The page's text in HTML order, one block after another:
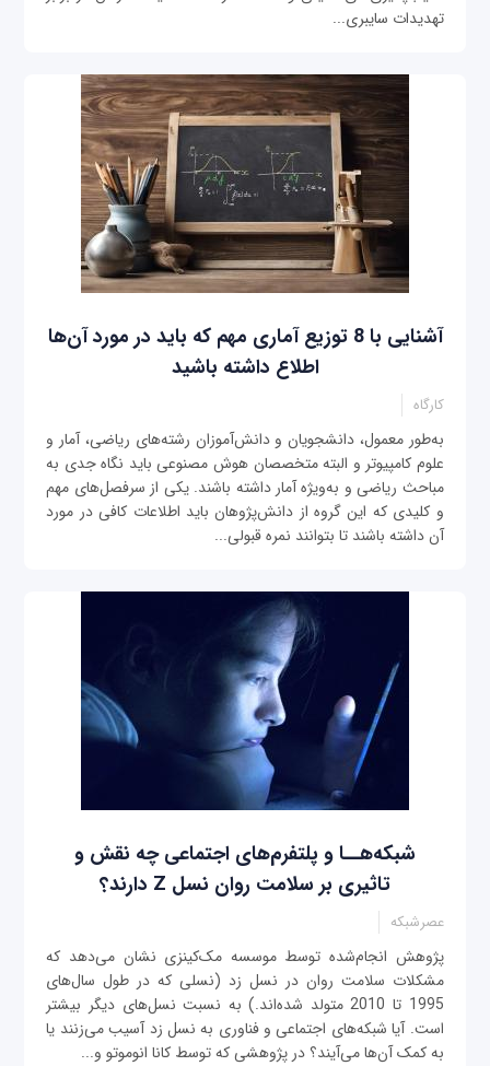
تهدیدات سایبری...
آشنایی با 8 توزیع آماری مهم که باید در مورد آن‌ها
اطلاع داشته باشید
کارگاه
به‌طور معمول، دانشجویان و دانش‌آموزان رشته‌های ریاضی، آمار و
علوم کامپیوتر و البته متخصصان هوش مصنوعی باید نگاه جدی به
مباحث ریاضی و به‌ویژه آمار داشته باشند. یکی از سرفصل‌های مهم
و کلیدی که این گروه از دانش‌پژوهان باید اطلاعات کافی در مورد
آن داشته باشند تا بتوانند نمره قبولی...
شبکه‌هــا و پلتفرم‌های اجتماعی چه نقش و
تاثیری بر سلامت روان نسل Z دارند؟
عصرشبکه
پژوهش انجام‌شده توسط موسسه مک‌کینزی نشان می‌دهد که
مشکلات سلامت روان در نسل زد (نسلی که در طول سال‌های
1995 تا 2010 متولد شده‌اند.) به نسبت نسل‌های دیگر بیشتر
است. آیا شبکه‌‌های اجتماعی و فناوری به نسل زد آسیب می‌‌زنند یا
به کمک آن‌ها می‌آیند؟ در پژوهشی که توسط کانا انوموتو و...